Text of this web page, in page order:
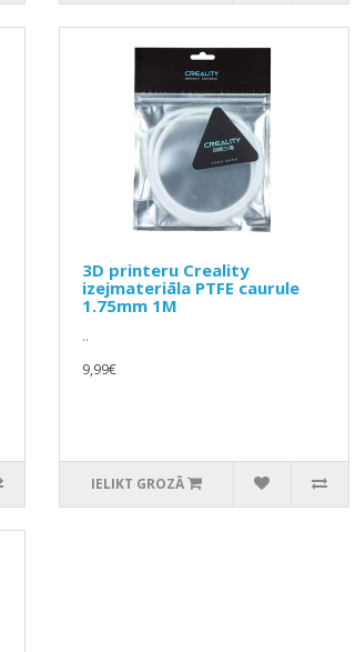
3D printeru Creality
izejmateriāla PTFE caurule
1.75mm 1M
..
9,99€
IELIKT GROZĀ